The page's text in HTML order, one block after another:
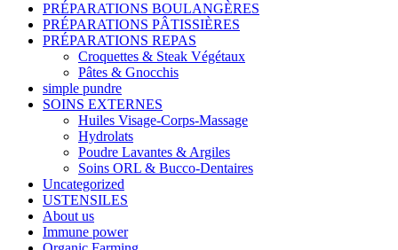
PRÉPARATIONS BOULANGÈRES
PRÉPARATIONS PÂTISSIÈRES
PRÉPARATIONS REPAS
Croquettes & Steak Végétaux
Pâtes & Gnocchis
simple pundre
SOINS EXTERNES
Huiles Visage-Corps-Massage
Hydrolats
Poudre Lavantes & Argiles
Soins ORL & Bucco-Dentaires
Uncategorized
USTENSILES
About us
Immune power